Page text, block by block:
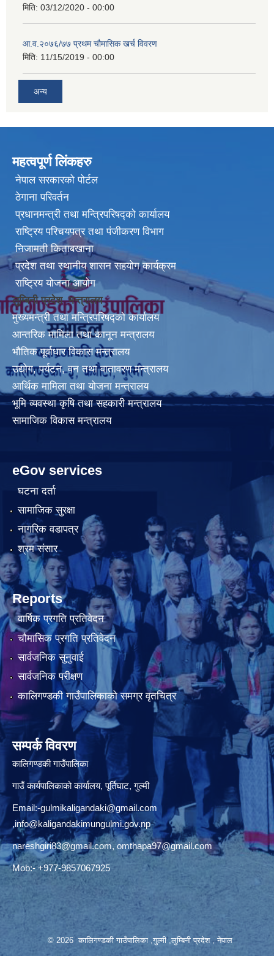
मिति: 03/12/2020 - 00:00
आ.व.२०७६/७७ प्रथम चौमासिक खर्च विवरण
मिति: 11/15/2019 - 00:00
अन्य
महत्वपूर्ण लिंकहरु
नेपाल सरकारको पोर्टल
ठेगाना परिवर्तन
प्रधानमन्त्री तथा मन्त्रिपरिषद्को कार्यालय
राष्ट्रिय परिचयपत्र तथा पंजीकरण विभाग
निजामती किताबखाना
प्रदेश तथा स्थानीय शासन सहयोग कार्यक्रम
राष्ट्रिय योजना आयोग
लुम्बिनी प्रदेश मन्त्रालय
मुख्यमन्त्री तथा मन्त्रिपरिषद्को कार्यालय
आन्तरिक मामिला तथा कानून मन्त्रालय
भौतिक पूर्वाधार विकास मन्त्रालय
उद्योग, पर्यटन, वन तथा वातावरण मन्त्रालय
आर्थिक मामिला तथा योजना मन्त्रालय
भूमि व्यवस्था कृषि तथा सहकारी मन्त्रालय
सामाजिक विकास मन्त्रालय
eGov services
घटना दर्ता
सामाजिक सुरक्षा
नागरिक वडापत्र
श्रम संसार
Reports
वार्षिक प्रगति प्रतिवेदन
चौमासिक प्रगति प्रतिवेदन
सार्वजनिक सुनुवाई
सार्वजनिक परीक्षण
कालिगण्डकी गाउँपालिकाको समग्र वृतचित्र
सम्पर्क विवरण
कालिगण्डकी गाउँपालिका
गाउँ कार्यपालिकाको कार्यालय, पूर्तिघाट, गुल्मी
Email:-gulmikaligandaki@gmail.com
,info@kaligandakimungulmi.gov.np
nareshgiri83@gmail.com,omthapa97@gmail.com
Mob:- +977-9857067925
© 2026 कालिगण्डकी गाउँपालिका ,गुल्मी ,लुम्बिनी प्रदेश , नेपाल